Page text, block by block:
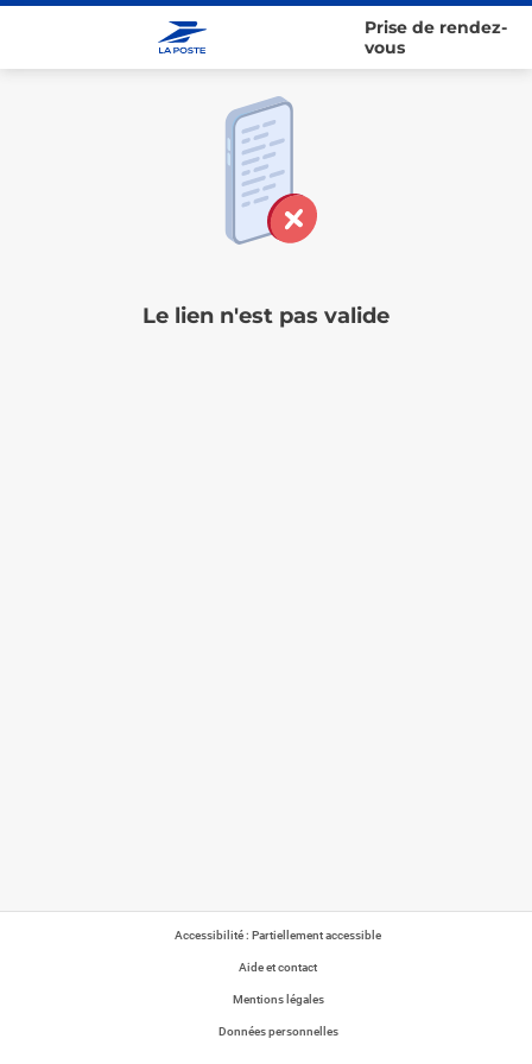
Prise de rendez-
vous
Le lien n'est pas valide
Accessibilité : Partiellement accessible
Aide et contact
Mentions légales
Données personnelles